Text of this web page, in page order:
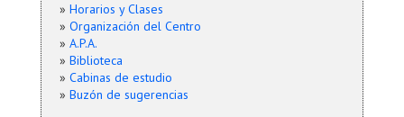
» Horarios y Clases
» Organización del Centro
» A.P.A.
» Biblioteca
» Cabinas de estudio
» Buzón de sugerencias